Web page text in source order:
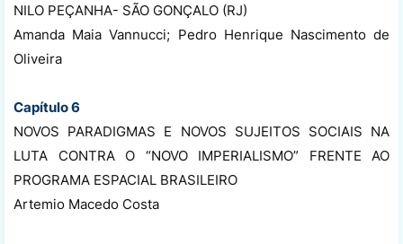
NILO PEÇANHA- SÃO GONÇALO (RJ)
Amanda Maia Vannucci; Pedro Henrique Nascimento de
Oliveira
Capítulo 6
NOVOS PARADIGMAS E NOVOS SUJEITOS SOCIAIS NA
LUTA CONTRA O “NOVO IMPERIALISMO” FRENTE AO
PROGRAMA ESPACIAL BRASILEIRO
Artemio Macedo Costa